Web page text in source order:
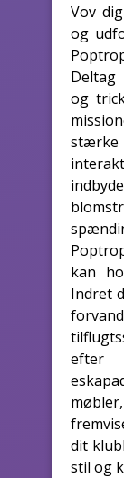
Vov
og
Deltag
og
stærke
kan
Indret
efter
dit
stil og